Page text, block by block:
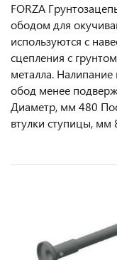
FORZA
ободом для
используются с
сцепления с
металла.
обод менее
Диаметр, мм 480
втулки ступицы, мм